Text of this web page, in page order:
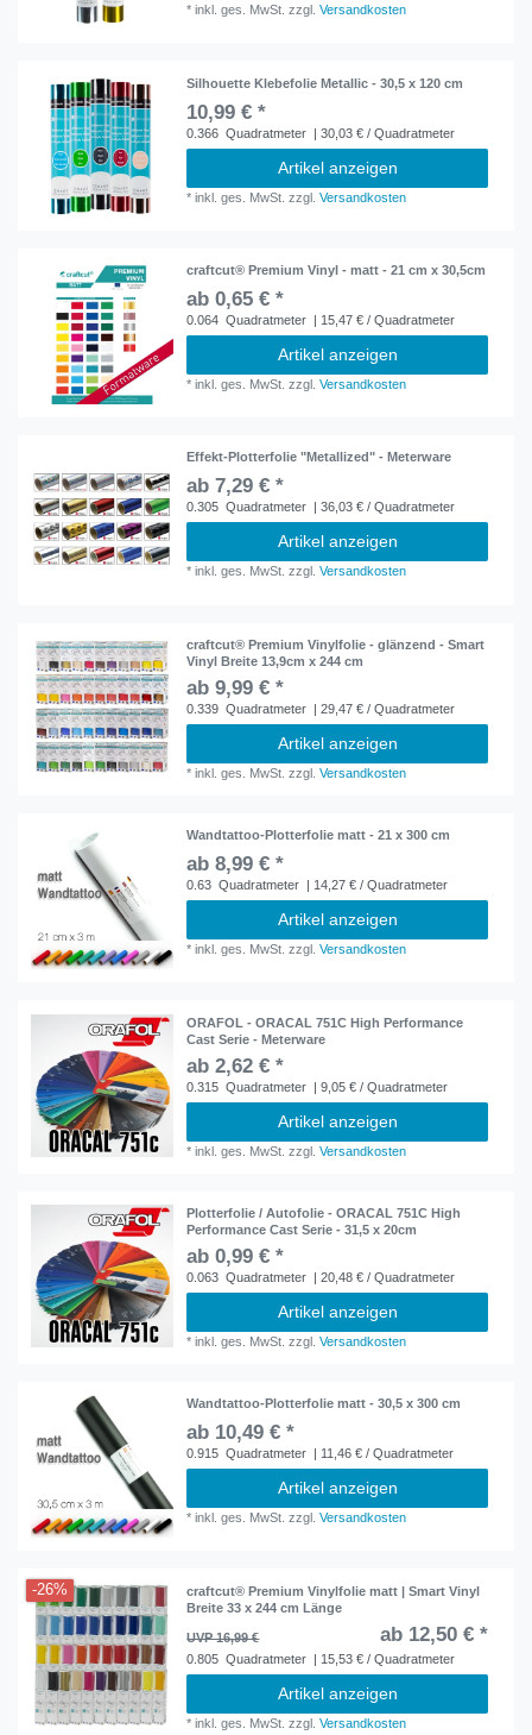
*inkl. ges. MwSt. zzgl.Versandkosten
Silhouette Klebefolie Metallic - 30,5 x 120 cm
10,99 € *
0.366 Quadratmeter | 30,03 € / Quadratmeter
Artikel anzeigen
*inkl. ges. MwSt. zzgl.Versandkosten
craftcut® Premium Vinyl - matt - 21 cm x 30,5cm
ab 0,65 € *
0.064 Quadratmeter | 15,47 € / Quadratmeter
Artikel anzeigen
*inkl. ges. MwSt. zzgl.Versandkosten
Effekt-Plotterfolie "Metallized" - Meterware
ab 7,29 € *
0.305 Quadratmeter | 36,03 € / Quadratmeter
Artikel anzeigen
*inkl. ges. MwSt. zzgl.Versandkosten
craftcut® Premium Vinylfolie - glänzend - Smart
Vinyl Breite 13,9cm x 244 cm
ab 9,99 € *
0.339 Quadratmeter | 29,47 € / Quadratmeter
Artikel anzeigen
*inkl. ges. MwSt. zzgl.Versandkosten
Wandtattoo-Plotterfolie matt - 21 x 300 cm
ab 8,99 € *
0.63 Quadratmeter | 14,27 € / Quadratmeter
Artikel anzeigen
*inkl. ges. MwSt. zzgl.Versandkosten
ORAFOL - ORACAL 751C High Performance
Cast Serie - Meterware
ab 2,62 € *
0.315 Quadratmeter | 9,05 € / Quadratmeter
Artikel anzeigen
*inkl. ges. MwSt. zzgl.Versandkosten
Plotterfolie / Autofolie - ORACAL 751C High
Performance Cast Serie - 31,5 x 20cm
ab 0,99 € *
0.063 Quadratmeter | 20,48 € / Quadratmeter
Artikel anzeigen
*inkl. ges. MwSt. zzgl.Versandkosten
Wandtattoo-Plotterfolie matt - 30,5 x 300 cm
ab 10,49 € *
0.915 Quadratmeter | 11,46 € / Quadratmeter
Artikel anzeigen
*inkl. ges. MwSt. zzgl.Versandkosten
-26%
craftcut® Premium Vinylfolie matt | Smart Vinyl
Breite 33 x 244 cm Länge
UVP 16,99 € ab 12,50 € *
0.805 Quadratmeter | 15,53 € / Quadratmeter
Artikel anzeigen
*inkl. ges. MwSt. zzgl.Versandkosten